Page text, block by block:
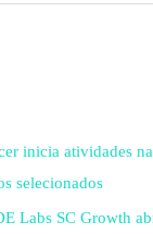
inicia atividades
selecionados
Labs SC Growth